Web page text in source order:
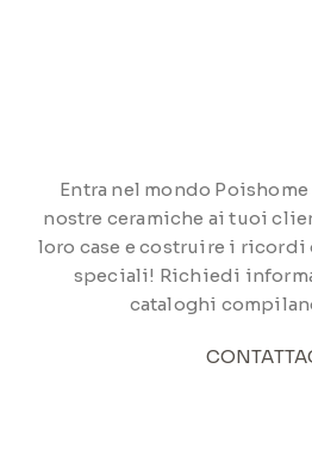
Entra nel mondo
nostre ceramiche ai tuoi
loro case e costruire i
speciali! Richiedi
cataloghi